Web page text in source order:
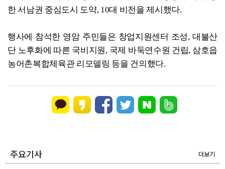
한 서남권 중심도시 도약, 10대 비전을 제시했다.
행사에 참석한 영암 주민들은 창업지원센터 조성, 대불산
단 노후화에 따른 국비지원, 국제 바둑연수원 건립, 삼호읍
농어촌복합체육관 리모델링 등을 건의했다.
주요기사 더보기